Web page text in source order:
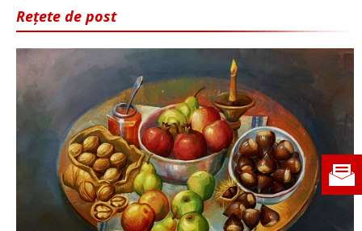
Rețete de post